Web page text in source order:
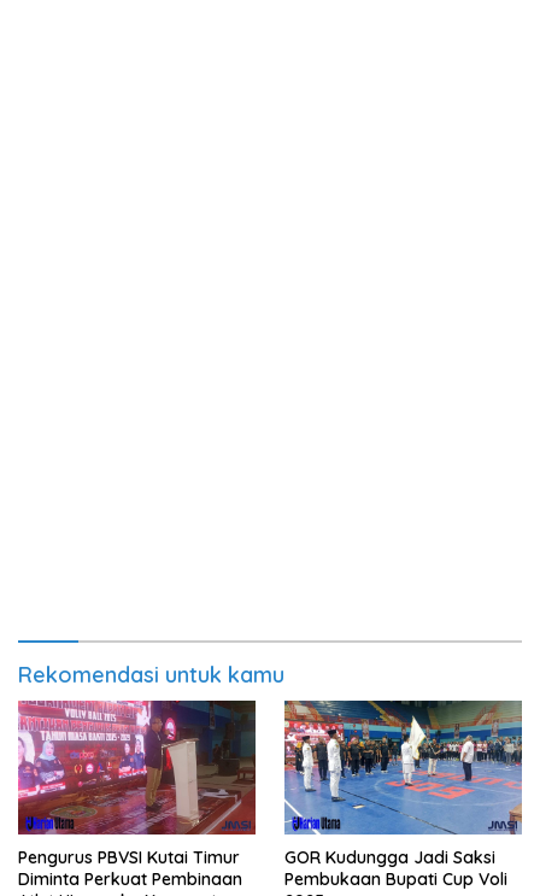
Rekomendasi untuk kamu
Pengurus PBVSI Kutai Timur
Diminta Perkuat Pembinaan
GOR Kudungga Jadi Saksi
Pembukaan Bupati Cup Voli